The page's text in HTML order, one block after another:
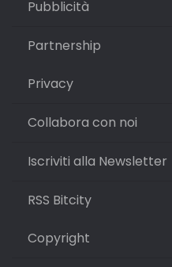
Pubblicità
Partnership
Privacy
Collabora con noi
Iscriviti alla Newsletter
RSS Bitcity
Copyright